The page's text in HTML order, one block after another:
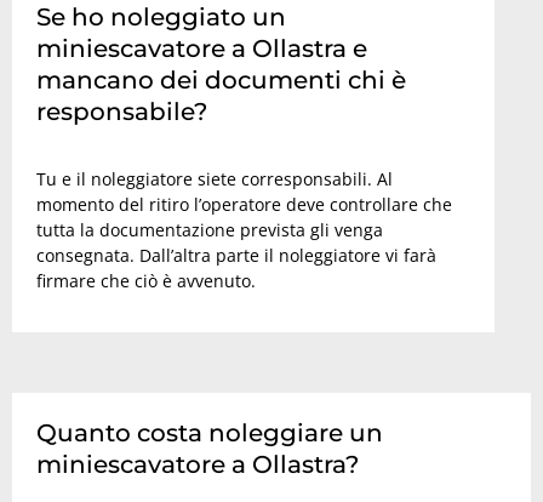
Se ho noleggiato un
miniescavatore a Ollastra e
mancano dei documenti chi è
responsabile?
Tu e il noleggiatore siete corresponsabili. Al
momento del ritiro l’operatore deve controllare che
tutta la documentazione prevista gli venga
consegnata. Dall’altra parte il noleggiatore vi farà
firmare che ciò è avvenuto.
Quanto costa noleggiare un
miniescavatore a Ollastra?